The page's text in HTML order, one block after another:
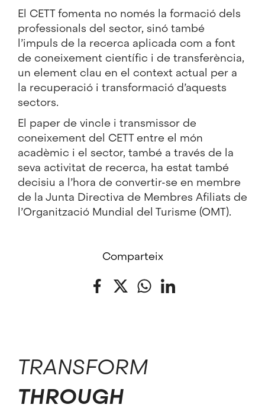
El CETT fomenta no només la formació dels
professionals del sector, sinó també
l’impuls de la recerca aplicada com a font
de coneixement científic i de transferència,
un element clau en el context actual per a
la recuperació i transformació d’aquests
sectors.
El paper de vincle i transmissor de
coneixement del CETT entre el món
acadèmic i el sector, també a través de la
seva activitat de recerca, ha estat també
decisiu a l’hora de convertir-se en membre
de la Junta Directiva de Membres Afiliats de
l’Organització Mundial del Turisme (OMT).
Comparteix
Facebook
Twitter WhatsApp
TRANSFORM
THROUGH